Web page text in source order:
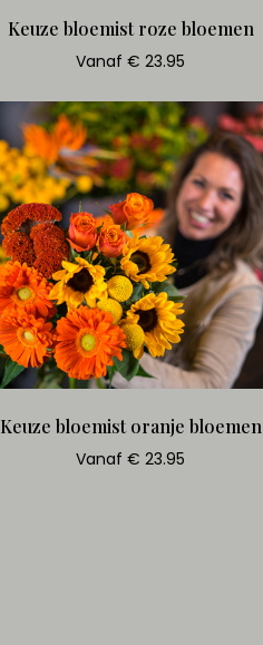
Keuze bloemist roze bloemen
Vanaf € 23.95
Keuze bloemist oranje bloemen
Vanaf € 23.95